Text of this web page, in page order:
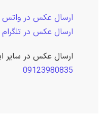
ارسال عکس در واتس
ارسال عکس در تلگرام
ارسال عکس در سایر
09123980835